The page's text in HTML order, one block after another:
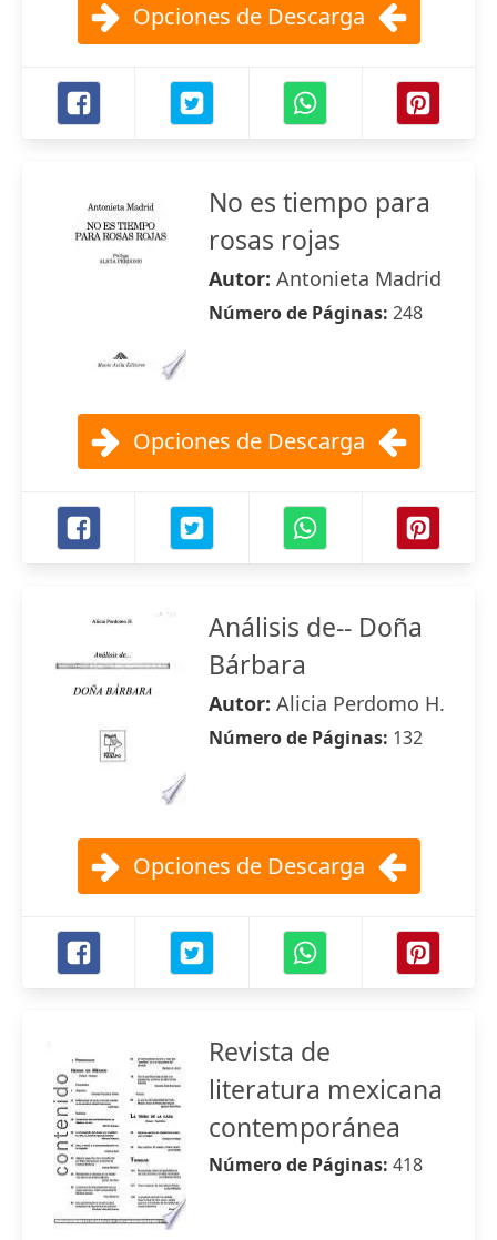
Opciones de Descarga
No es tiempo para
rosas rojas
Autor: Antonieta Madrid
Número de Páginas: 248
Opciones de Descarga
Análisis de-- Doña
Bárbara
Autor: Alicia Perdomo H.
Número de Páginas: 132
Opciones de Descarga
Revista de
literatura mexicana
contemporánea
Número de Páginas: 418